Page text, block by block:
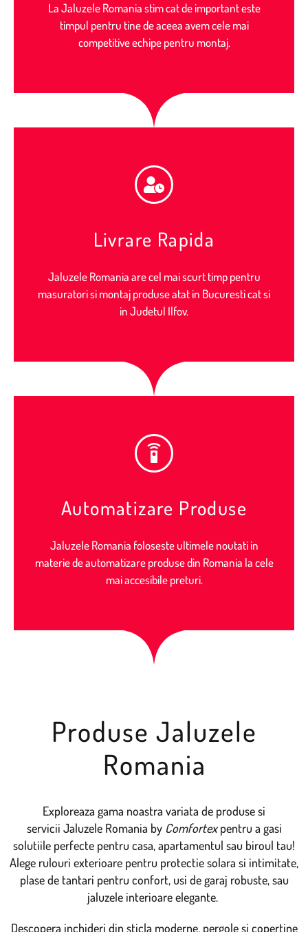
La Jaluzele Romania stim cat de important este
timpul pentru tine de aceea avem cele mai
competitive echipe pentru montaj.
Livrare Rapida
Jaluzele Romania are cel mai scurt timp pentru
masuratori si montaj produse atat in Bucuresti cat si
in Judetul Ilfov.
Automatizare Produse
Jaluzele Romania foloseste ultimele noutati in
materie de automatizare produse din Romania la cele
mai accesibile preturi.
Produse Jaluzele
Romania​
Exploreaza gama noastra variata de produse si
servicii Jaluzele Romania by Comfortexpentru a gasi
solutiile perfecte pentru casa, apartamentul sau biroul tau!
Alege rulouri exterioare pentru protectie solara si intimitate,
plase de tantari pentru confort, usi de garaj robuste, sau
jaluzele interioare elegante.
Descopera inchideri din sticla moderne, pergole si copertine